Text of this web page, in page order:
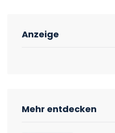
Anzeige
Mehr entdecken